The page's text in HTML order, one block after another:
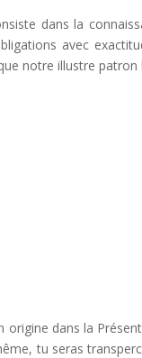
dans la
avec
notre illustre patron
dans la
tu seras